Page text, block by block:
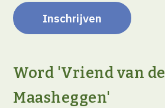
Word 'Vriend van de
Maasheggen'